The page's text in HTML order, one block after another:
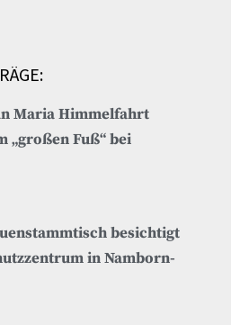
Maria Himmelfahrt
„großen Fuß“ bei
besichtigt
in Namborn-